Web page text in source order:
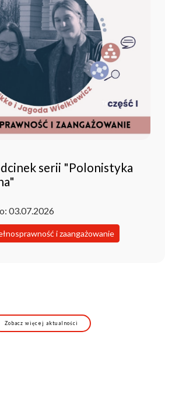
serii "Polonistyka
03.07.2026
i zaangażowanie
Zobacz więcej aktualności